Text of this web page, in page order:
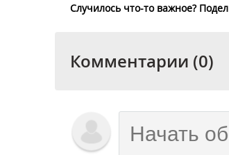
Случилось что-то важное?
Комментарии (0)